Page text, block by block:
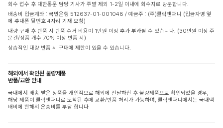
회수 접수 후 대한통운 담당 기사가 주말 제외 1-2일 이내에 회수지로 방문합니다.
배송비 입금계좌 : 국민은행 512637-01-001048 / 예금주 : (주)클릭앤퍼니 (입금자명 옆
에 휴대폰 뒷번호 4자리 기재 요청)
대량 구매 후 반품 시 반품 수거 비용이 1만원 이상 추가 부과될 수 있습니다. (30만원 이상 주
문건/상품 개수 70% 이상 반품 시)
상습적인 대량 반품 시 구매에 제한이 있을 수 있습니다.
해외에서 확인된 불량제품
반품/교환 안내
국내에서 배송 받은 상품을 개인적으로 해외에 전달하신 후 불량제품으로 확인되었을 경우,
해당 제품이 클릭앤퍼니로 도착된 후에 교환/반품 처리가 가능하며, 클릭앤퍼니에서는 국내택
배비에 한해서 운송비를 부담 합니다